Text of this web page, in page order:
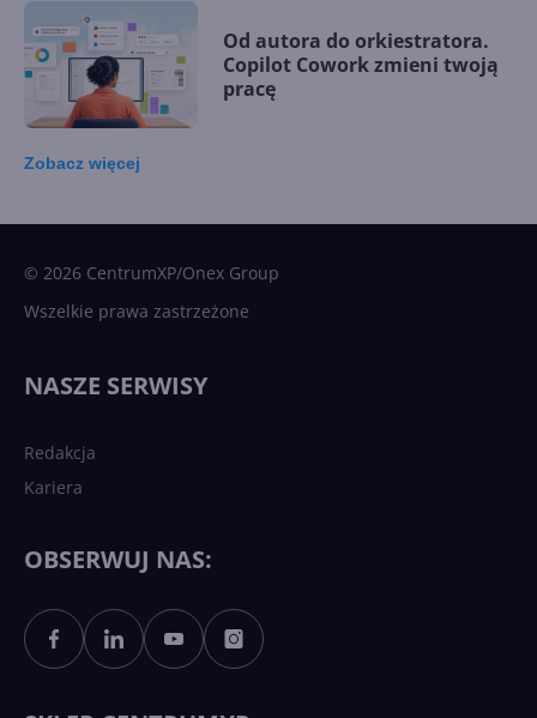
Od autora do orkiestratora.
Copilot Cowork zmieni twoją
pracę
Sztuczna inteligencja po
polsku. Dość barier
Zobacz więcej
© 2026 CentrumXP/Onex Group
Wszelkie prawa zastrzeżone
NASZE SERWISY
Redakcja
Kariera
OBSERWUJ NAS: